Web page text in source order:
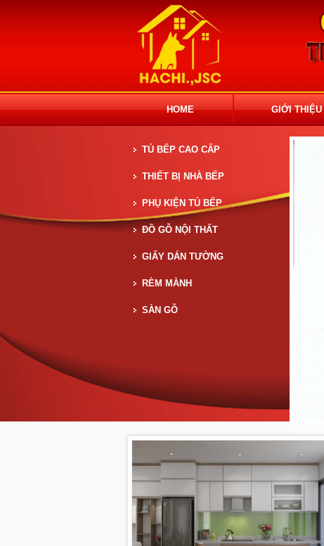
HOME GIỚI THIỆU
TỦ BẾP CAO CẤP
THIẾT BỊ NHÀ BẾP
PHỤ KIỆN TỦ BẾP
ĐỒ GỖ NỘI THẤT
GIẤY DÁN TƯỜNG
RÈM MÀNH
SÀN GỖ